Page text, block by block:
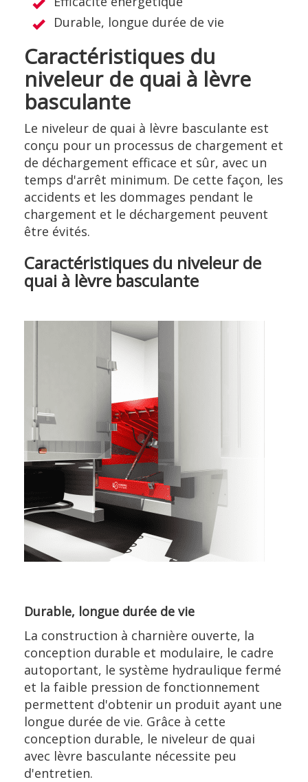
Durable, longue durée de vie
Caractéristiques du
niveleur de quai à lèvre
basculante
Le niveleur de quai à lèvre basculante est
conçu pour un processus de chargement et
de déchargement efficace et sûr, avec un
temps d'arrêt minimum. De cette façon, les
accidents et les dommages pendant le
chargement et le déchargement peuvent
être évités.
Caractéristiques du niveleur de
quai à lèvre basculante
Durable, longue durée de vie
La construction à charnière ouverte, la
conception durable et modulaire, le cadre
autoportant, le système hydraulique fermé
et la faible pression de fonctionnement
permettent d'obtenir un produit ayant une
longue durée de vie. Grâce à cette
conception durable, le niveleur de quai
avec lèvre basculante nécessite peu
d'entretien.